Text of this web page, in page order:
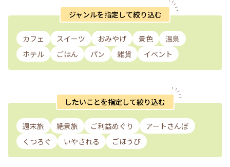
ジャンルを指定して絞り込む
カフェ スイーツ おみやげ 景色
温泉
ホテル
ごはん パン 雑貨 イベント
したいことを指定して絞り込む
週末旅 絶景旅 ご利益めぐり
アートさんぽ
くつろぐ
いやされる ごほうび